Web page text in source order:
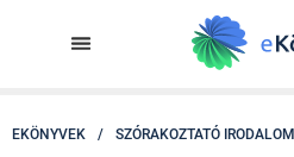
EKÖNYVEK / SZÓRAKOZTATÓ IRODALOM